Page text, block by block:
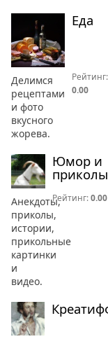
Еда
Делимся
рецептами
и фото
вкусного
жорева.
Рейтинг:
0.00
Юмор и
приколы
Анекдоты,
приколы,
истории,
прикольные
картинки
и
видео.
Рейтинг:0.00